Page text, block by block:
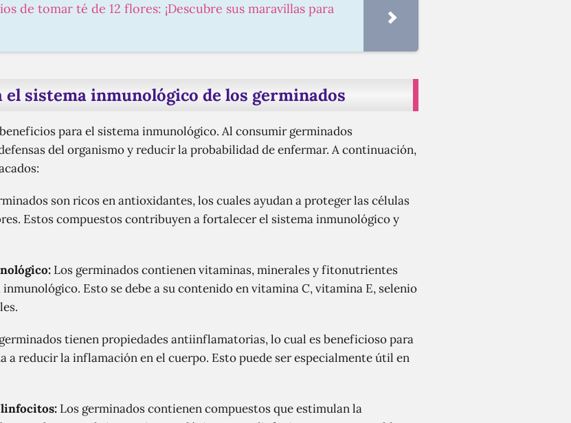
de tomar té de 12 flores: ¡Descubre sus maravillas para
el sistema inmunológico de los germinados
para el sistema inmunológico. Al consumir germinados
del organismo y reducir la probabilidad de enfermar. A continuación,
son ricos en antioxidantes, los cuales ayudan a proteger las células
Estos compuestos contribuyen a fortalecer el sistema inmunológico y
Los germinados contienen vitaminas, minerales y fitonutrientes
Esto se debe a su contenido en vitamina C, vitamina E, selenio
tienen propiedades antiinflamatorias, lo cual es beneficioso para
a reducir la inflamación en el cuerpo. Esto puede ser especialmente útil en
linfocitos: Los germinados contienen compuestos que estimulan la